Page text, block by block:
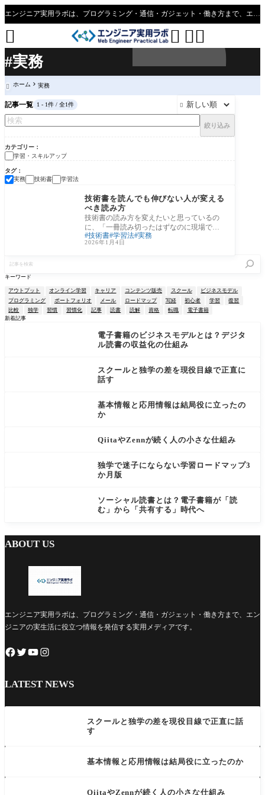
#実務
エンジニア実用ラボは、プログラミング・通信・ガジェット・働き方まで、エンジニアの実生活に役立つ情報を発信する実用メディア
 

 ホーム 実務
記事一覧 1 - 1件 / 全1件 
絞り込み
カテゴリー
学習・スキルアップ
タグ
実務
技術書 学習法
学習・スキルアップ
技術書を読んでも伸びない人が変える
べき読み方
技術書の読み方を変えたいと思っているの
に、「一冊読み切ったはずなのに現場で使
えない」「読んで満足して積んでしまう」
「理解
技術書 学習法 実務
2026年1月4日
を
索
キーワード
アウトプット オンライン学習 キャリア コンテンツ販売 スクール
ビジネスモデル
プログラミング
ポートフォリオ メール ロードマップ 写経 初心者 学習
復習
比較
独学 習慣 習慣化 記事 読書 読解 資格 転職
電子書籍
新着記事
電子書籍のビジネスモデルとは？デジタ
ル読書の収益化の仕組み
スクールと独学の差を現役目線で正直に
話す
基本情報と応用情報は結局役に立ったの
か
QiitaやZennが続く人の小さな仕組み
独学で迷子にならない学習ロードマップ3
か月版
ソーシャル読書とは？電子書籍が「読
む」から「共有する」時代へ
ABOUT US
エンジニア実用ラボは、プログラミング・通信・ガジェット・働き方まで、エン
ジニアの実生活に役立つ情報を発信する実用メディアです。
LATEST NEWS
スクールと独学の差を現役目線で正直に話
す
基本情報と応用情報は結局役に立ったのか
QiitaやZennが続く人の小さな仕組み